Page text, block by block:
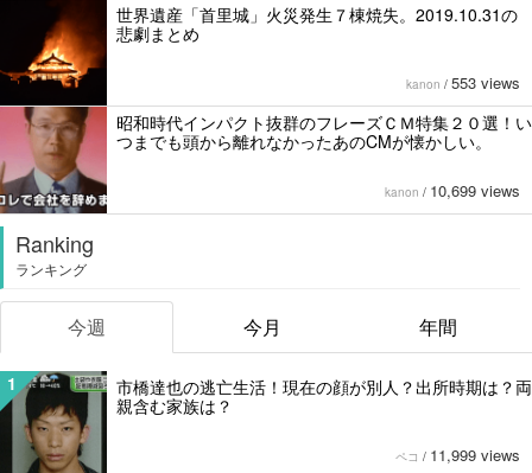
世界遺産「首里城」火災発生７棟焼失。2019.10.31の
悲劇まとめ
kanon / 553 views
昭和時代インパクト抜群のフレーズＣＭ特集２０選！い
つまでも頭から離れなかったあのCMが懐かしい。
kanon / 10,699 views
Ranking
ランキング
今週 今月 年間
1
市橋達也の逃亡生活！現在の顔が別人？出所時期は？両
親含む家族は？
ペコ / 11,999 views